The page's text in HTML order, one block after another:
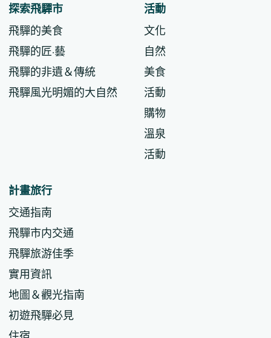
探索飛驒市
飛驒的美食
飛驒的匠·藝
飛驒的非遺＆傳統
飛驒風光明媚的大自然
活動
文化
自然
美食
活動
購物
溫泉
活動
計畫旅行
交通指南
飛驒市内交通
飛驒旅游佳季
實用資訊
地圖＆觀光指南
初遊飛驒必見